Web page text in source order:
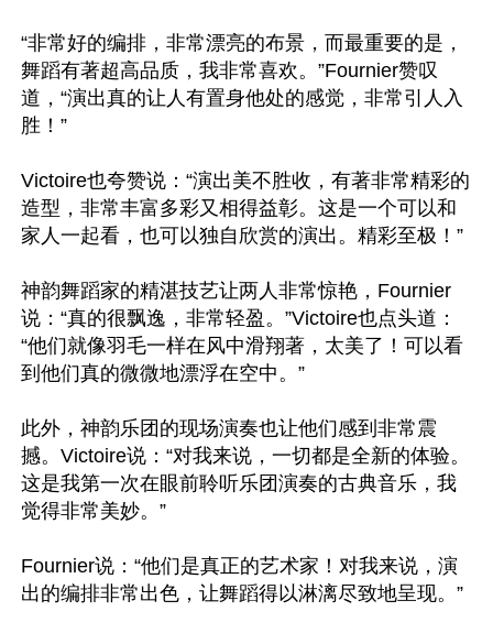
“非常好的编排，非常漂亮的布景，而最重要的是，
舞蹈有著超高品质，我非常喜欢。”Fournier赞叹
道，“演出真的让人有置身他处的感觉，非常引人入
胜！”
Victoire也夸赞说：“演出美不胜收，有著非常精彩的
造型，非常丰富多彩又相得益彰。这是一个可以和
家人一起看，也可以独自欣赏的演出。精彩至极！”
神韵舞蹈家的精湛技艺让两人非常惊艳，Fournier
说：“真的很飘逸，非常轻盈。”Victoire也点头道：
“他们就像羽毛一样在风中滑翔著，太美了！可以看
到他们真的微微地漂浮在空中。”
此外，神韵乐团的现场演奏也让他们感到非常震
撼。Victoire说：“对我来说，一切都是全新的体验。
这是我第一次在眼前聆听乐团演奏的古典音乐，我
觉得非常美妙。”
Fournier说：“他们是真正的艺术家！对我来说，演
出的编排非常出色，让舞蹈得以淋漓尽致地呈现。”